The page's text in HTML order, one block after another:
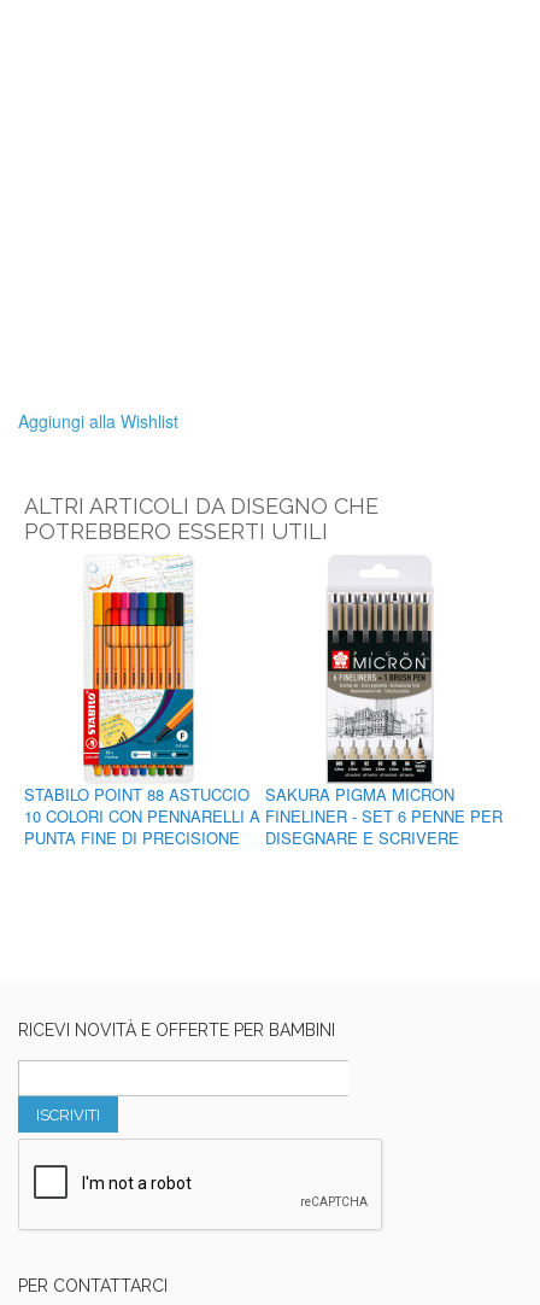
Aggiungi alla Wishlist
ALTRI ARTICOLI DA DISEGNO CHE
POTREBBERO ESSERTI UTILI
STABILO POINT 88 ASTUCCIO
10 COLORI CON PENNARELLI A
PUNTA FINE DI PRECISIONE
SAKURA PIGMA MICRON
FINELINER - SET 6 PENNE PER
DISEGNARE E SCRIVERE
RICEVI NOVITÀ E OFFERTE PER BAMBINI
ISCRIVITI
PER CONTATTARCI